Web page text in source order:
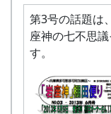
第3号の話題は
座神の七不思
す。